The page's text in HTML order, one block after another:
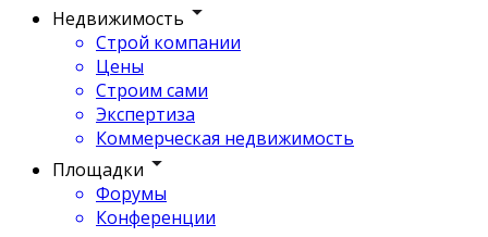
Недвижимость
Строй компании
Цены
Строим сами
Экспертиза
Коммерческая недвижимость
Площадки
Форумы
Конференции